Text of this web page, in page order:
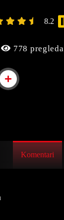
8.2
778 pregleda
Komentari